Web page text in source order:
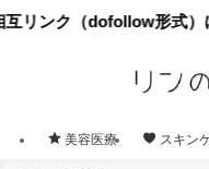
形式）による連
美容医療 スキン